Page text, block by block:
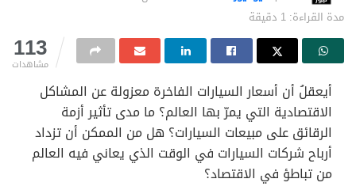
مدة القراءة: 1 دقيقة
113
مشاهدات
أيعقلُ أن أسعار السيارات الفاخرة معزولة عن المشاكل
الاقتصادية التي يمرّ بها العالم؟ ما مدى تأثير أزمة
الرقائق على مبيعات السيارات؟ هل من الممكن أن تزداد
أرباح شركات السيارات في الوقت الذي يعاني فيه العالم
من تباطؤ في الاقتصاد؟